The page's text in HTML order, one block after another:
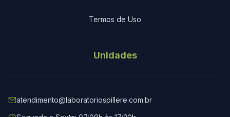
Termos de Uso
Unidades
atendimento@laboratoriospillere.com.br